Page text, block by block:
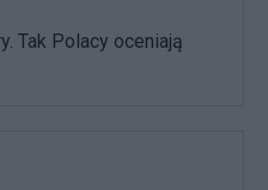
Tak Polacy oceniają